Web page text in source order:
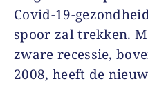
Covid-19-
spoor zal trekken.
zware recessie,
2008, heeft de